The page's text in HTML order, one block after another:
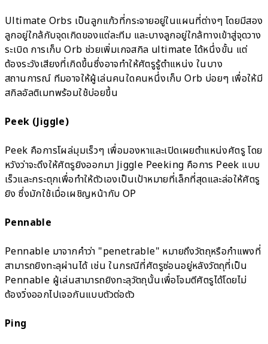
Ultimate Orbs เป็นลูกแก้วที่กระจายอยู่ในแผนที่ต่างๆ โดยมีสอง
ลูกอยู่ใกล้กับจุดเกิดของแต่ละทีม และบางลูกอยู่ใกล้ทางเข้าสู่จุดวาง
ระเบิด การเก็บ Orb ช่วยเพิ่มเกจสกิล ultimate ได้หนึ่งขั้น แต่
ต้องระวังเสียงที่เกิดขึ้นซึ่งอาจทำให้ศัตรูรู้ตำแหน่ง ในบาง
สถานการณ์ ทีมอาจให้ผู้เล่นคนใดคนหนึ่งเก็บ Orb บ่อยๆ เพื่อให้มี
สกิลอัลติเมทพร้อมใช้บ่อยขึ้น
Peek (Jiggle)
Peek คือการโผล่มุมเร็วๆ เพื่อมองหาและเปิดเผยตำแหน่งศัตรู โดย
หวังว่าจะดึงให้ศัตรูยิงออกมา Jiggle Peeking คือการ Peek แบบ
เร็วและกระตุกเพื่อทำให้ตัวเองเป็นเป้าหมายที่เล็กที่สุดและล่อให้ศัตรู
ยิง ซึ่งมักใช้เมื่อเผชิญหน้ากับ OP
Pennable
Pennable มาจากคำว่า "penetrable" หมายถึงวัตถุหรือกำแพงที่
สามารถยิงทะลุผ่านได้ เช่น ในกรณีที่ศัตรูซ่อนอยู่หลังวัตถุที่เป็น
Pennable ผู้เล่นสามารถยิงทะลุวัตถุนั้นเพื่อโจมตีศัตรูได้โดยไม่
ต้องวิ่งออกไปเจอกันแบบตัวต่อตัว
Ping